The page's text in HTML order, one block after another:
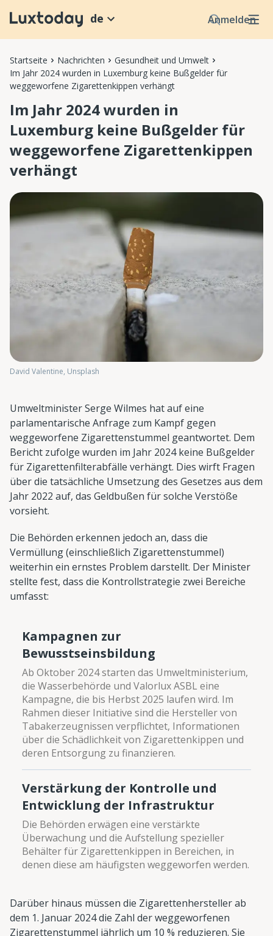
Anmelden
de
Startseite Nachrichten
Gesundheit und Umwelt
Im Jahr 2024 wurden in Luxemburg keine Bußgelder für
weggeworfene Zigarettenkippen verhängt
Im Jahr 2024 wurden in
Luxemburg keine Bußgelder für
weggeworfene Zigarettenkippen
verhängt
David Valentine, Unsplash
Umweltminister Serge Wilmes hat auf eine
parlamentarische Anfrage zum Kampf gegen
weggeworfene Zigarettenstummel geantwortet. Dem
Bericht zufolge wurden im Jahr 2024 keine Bußgelder
für Zigarettenfilterabfälle verhängt. Dies wirft Fragen
über die tatsächliche Umsetzung des Gesetzes aus dem
Jahr 2022 auf, das Geldbußen für solche Verstöße
vorsieht.
Die Behörden erkennen jedoch an, dass die
Vermüllung (einschließlich Zigarettenstummel)
weiterhin ein ernstes Problem darstellt. Der Minister
stellte fest, dass die Kontrollstrategie zwei Bereiche
umfasst:
Kampagnen zur
Bewusstseinsbildung
Ab Oktober 2024 starten das Umweltministerium,
die Wasserbehörde und Valorlux ASBL eine
Kampagne, die bis Herbst 2025 laufen wird. Im
Rahmen dieser Initiative sind die Hersteller von
Tabakerzeugnissen verpflichtet, Informationen
über die Schädlichkeit von Zigarettenkippen und
deren Entsorgung zu finanzieren.
Verstärkung der Kontrolle und
Entwicklung der Infrastruktur
Die Behörden erwägen eine verstärkte
Überwachung und die Aufstellung spezieller
Behälter für Zigarettenkippen in Bereichen, in
denen diese am häufigsten weggeworfen werden.
Darüber hinaus müssen die Zigarettenhersteller ab
dem 1. Januar 2024 die Zahl der weggeworfenen
Zigarettenstummel jährlich um 10 % reduzieren. Sie